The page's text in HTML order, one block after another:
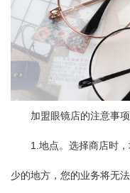
加盟眼镜店的注意事项
1.地点。选择商店时
少的地方，您的业务将无